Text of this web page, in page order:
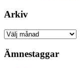
Arkiv
Arkiv
Ämnestaggar